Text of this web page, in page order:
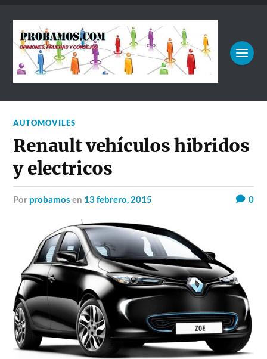
AUTOMOVILES
Renault vehículos hibridos
y electricos
por probamos en 13 febrero, 2015 0